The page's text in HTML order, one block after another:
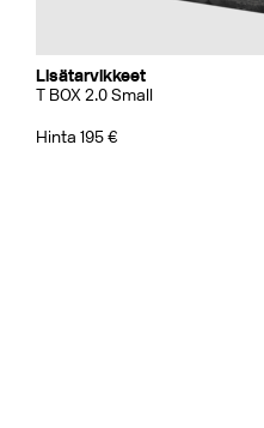
Lisätarvikkeet
T BOX 2.0 Small
Hinta 195 €